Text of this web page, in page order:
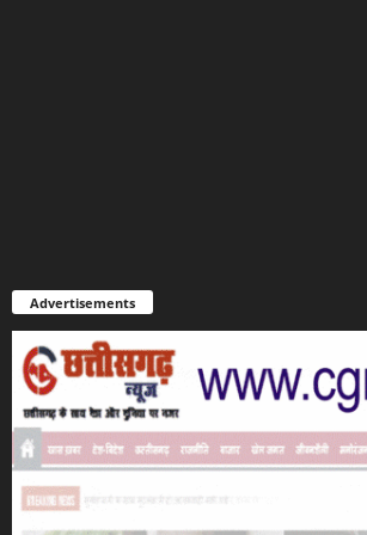
Advertisements